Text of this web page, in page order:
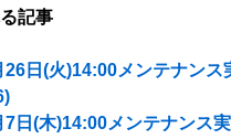
記事
26日(火)14:00メンテナン
7日(木)14:00メンテナンス